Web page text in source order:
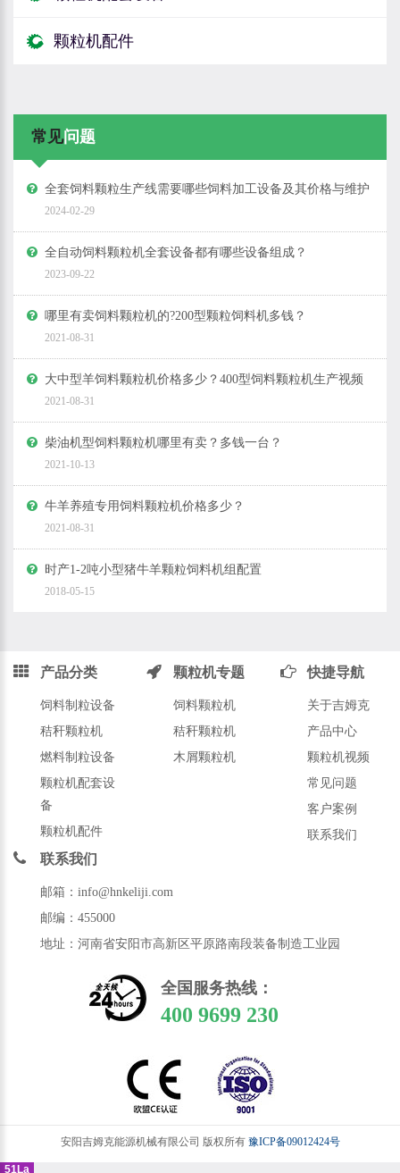
颗粒机配件
常见问题
全套饲料颗粒生产线需要哪些饲料加工设备及其价格与维护
2024-02-29
全自动饲料颗粒机全套设备都有哪些设备组成？
2023-09-22
哪里有卖饲料颗粒机的?200型颗粒饲料机多钱？
2021-08-31
大中型羊饲料颗粒机价格多少？400型饲料颗粒机生产视频
2021-08-31
柴油机型饲料颗粒机哪里有卖？多钱一台？
2021-10-13
牛羊养殖专用饲料颗粒机价格多少？
2021-08-31
时产1-2吨小型猪牛羊颗粒饲料机组配置
2018-05-15
产品分类
饲料制粒设备
秸秆颗粒机
燃料制粒设备
颗粒机配套设
备
颗粒机配件
颗粒机专题
饲料颗粒机
秸秆颗粒机
木屑颗粒机
快捷导航
关于吉姆克
产品中心
颗粒机视频
常见问题
客户案例
联系我们
联系我们
邮箱：info@hnkeliji.com
邮编：455000
地址：河南省安阳市高新区平原路南段装备制造工业园
全国服务热线：
400 9699 230
安阳吉姆克能源机械有限公司 版权所有 豫ICP备09012424号
51La